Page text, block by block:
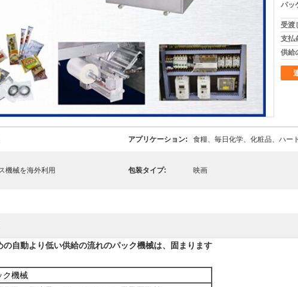
パッ
受渡
支払
供給
アプリケーション: 食糧、毎日化学、化粧品、ハー
機械を海外利用 包装タイプ: 映画
自動より低い供給の流れのパック機械は、固まります
ク機械